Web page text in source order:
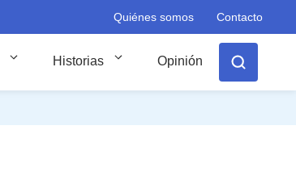
Quiénes somos Contacto
Historias Opinión